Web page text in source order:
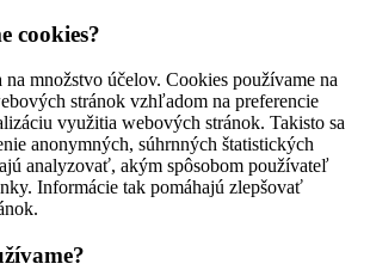
cookies?
množstvo účelov. Cookies používame na
stránok vzhľadom na preferencie
využitia webových stránok. Takisto sa
anonymných, súhrnných štatistických
analyzovať, akým spôsobom používateľ
Informácie tak pomáhajú zlepšovať